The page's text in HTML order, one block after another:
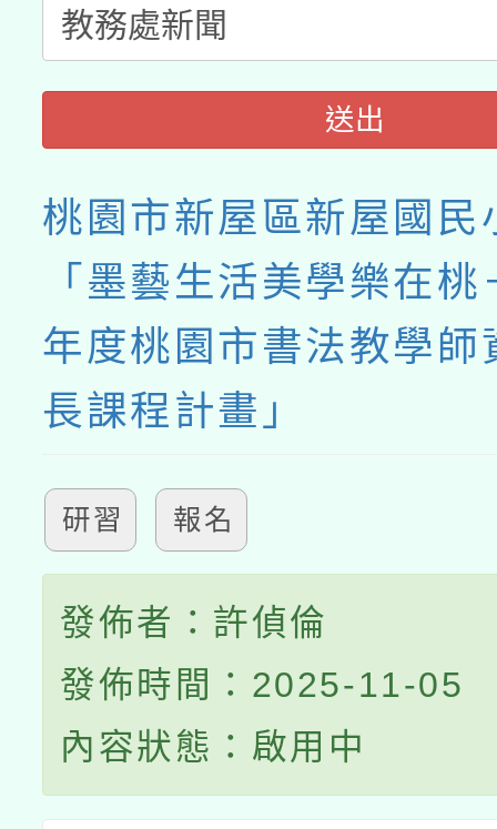
送出
桃園市新屋區新屋國民
「墨藝生活美學樂在
年度桃園市書法教學師
長課程計畫」
研習 報名
發佈者：許偵倫
發佈時間：2025-11-05
內容狀態：啟用中